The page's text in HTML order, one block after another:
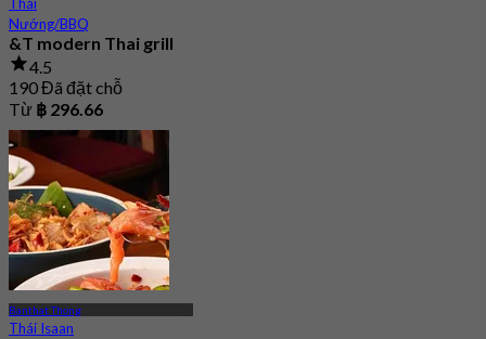
Thái
Nướng/BBQ
&T modern Thai grill
4.5
190 Đã đặt chỗ
Từ ฿ 296.66
Banthat Thong
Thái Isaan